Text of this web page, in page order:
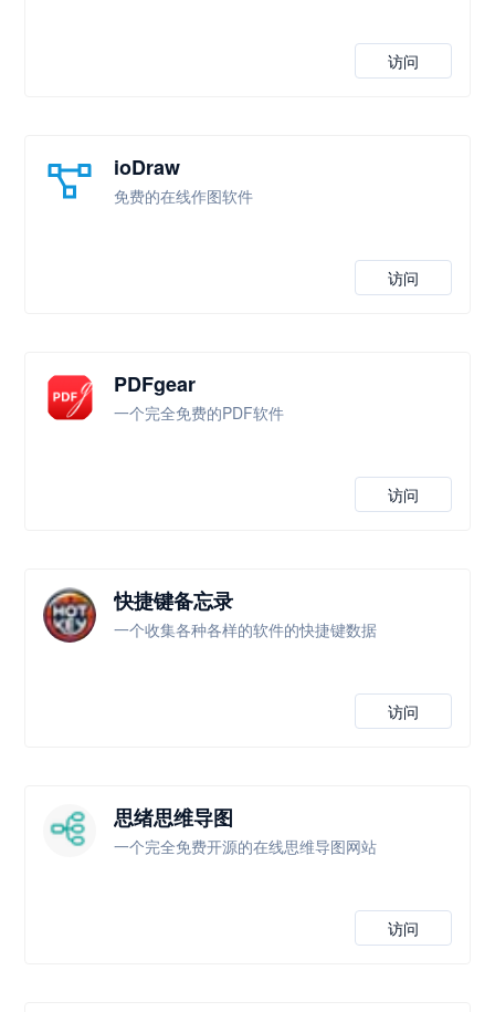
访问
ioDraw
免费的在线作图软件
访问
PDFgear
一个完全免费的PDF软件
访问
快捷键备忘录
一个收集各种各样的软件的快捷键数据
访问
思绪思维导图
一个完全免费开源的在线思维导图网站
访问